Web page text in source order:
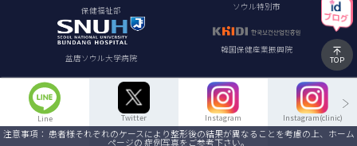
Line Twitter Instagram Instagram(clinic)
保健福祉部 ソウル特別市
盆唐ソウル大学病院
韓国保健産業振興院
TOP
注意事項： 患者様それぞれのケースにより整形後の結果が異なることを考慮の上、ホーム
ページの 症例写真をご参考下さい。